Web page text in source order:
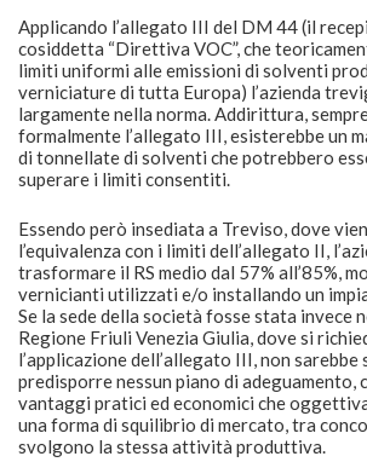
Applicando l’allegato III del DM 44 (il
cosiddetta “Direttiva VOC”, che
limiti uniformi alle emissioni di solventi
verniciature di tutta Europa) l’azienda
largamente nella norma. Addirittura,
formalmente l’allegato III, esisterebbe un
di tonnellate di solventi che potrebbero
superare i limiti consentiti.
Essendo però insediata a Treviso, dove
l’equivalenza con i limiti dell’allegato II,
trasformare il RS medio dal 57% all’85%,
vernicianti utilizzati e/o installando un
Se la sede della società fosse stata invece
Regione Friuli Venezia Giulia, dove si
l’applicazione dell’allegato III, non
predisporre nessun piano di adeguamento,
vantaggi pratici ed economici che
una forma di squilibrio di mercato, tra
svolgono la stessa attività produttiva.